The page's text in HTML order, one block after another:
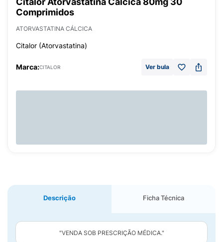
Comprimidos
ATORVASTATINA CÁLCICA
Citalor (Atorvastatina)
Marca:CITALOR Ver bula
Descrição Ficha Técnica
"VENDA SOB PRESCRIÇÃO MÉDICA."